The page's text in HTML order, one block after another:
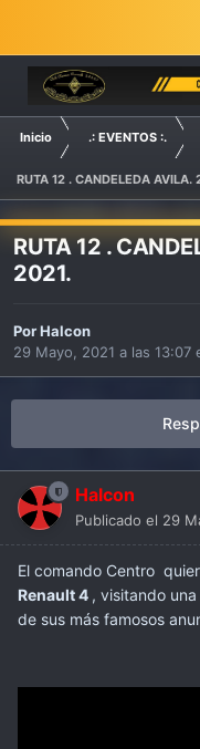
Inicio .: EVENTOS :.
RUTA 12 . CANDELEDA
RUTA 12 .
2021.
PorHalcon
29 Mayo, 2021 a las 13:07
Halcon
Publicado el 29
El comando Centro
Renault 4 , visitando
de sus más famosos